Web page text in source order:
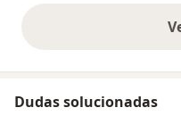
Dudas solucionadas